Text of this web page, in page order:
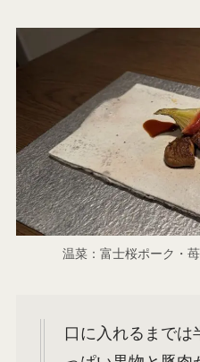
温菜：富士桜ポーク・
口に入れるまでは